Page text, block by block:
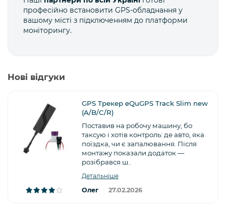
професійно встановити GPS-обладнання у
вашому місті з підключенням до платформи
моніторингу.
Нові відгуки
GPS Трекер eQuGPS Track Slim new
(A/B/C/R)
Поставив на робочу машину, бо
таксую і хотів контроль: де авто, яка
поїздка, чи є запалювання. Після
монтажу показали додаток —
розібрався ш..
Детальніше
Олег
27.02.2026